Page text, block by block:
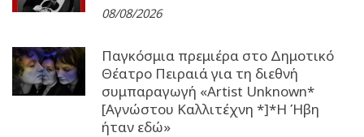
08/08/2026
Παγκόσμια πρεμιέρα στο Δημοτικό
Θέατρο Πειραιά για τη διεθνή
συμπαραγωγή «Artist Unknown*
[Αγνώστου Καλλιτέχνη *]*Η Ήβη
ήταν εδώ»